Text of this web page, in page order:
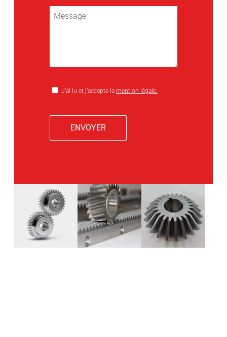
J’ai lu et j’accepte la mention légale.